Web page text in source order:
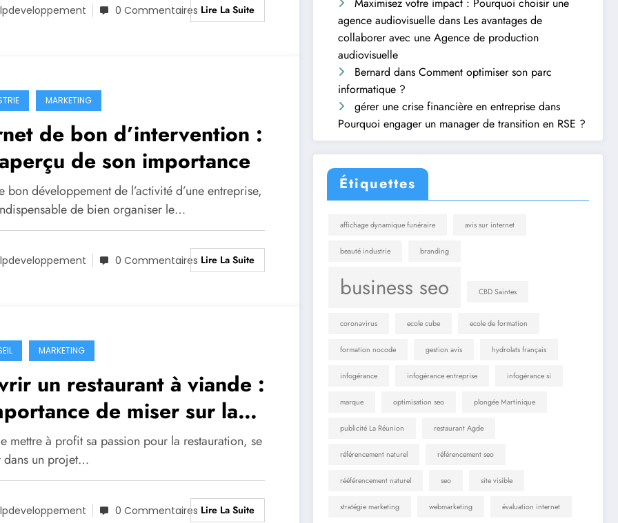
0 Commentaires Lire La Suite
MARKETING
de bon d’intervention :
de son importance
bon développement de l’activité d’une entreprise,
de bien organiser le…
0 Commentaires Lire La Suite
MARKETING
un restaurant à viande :
de miser sur la
mettre à profit sa passion pour la restauration, se
dans un projet…
0 Commentaires Lire La Suite
Maximisez votre impact : Pourquoi choisir une
agence audiovisuelle dans Les avantages de
collaborer avec une Agence de production
audiovisuelle
Bernard dansComment optimiser son parc
informatique ?
gérer une crise financière en entreprise dans
Pourquoi engager un manager de transition en RSE ?
Étiquettes
affichage dynamique funéraire avis sur internet
beauté industrie branding
business seo CBD Saintes
coronavirus ecole cube ecole de formation
formation nocode gestion avis hydrolats français
infogérance infogérance entreprise infogérance si
marque optimisation seo plongée Martinique
publicité La Réunion restaurant Agde
référencement naturel référencement seo
rééférencement naturel seo site visible
stratégie marketing webmarketing évaluation internet